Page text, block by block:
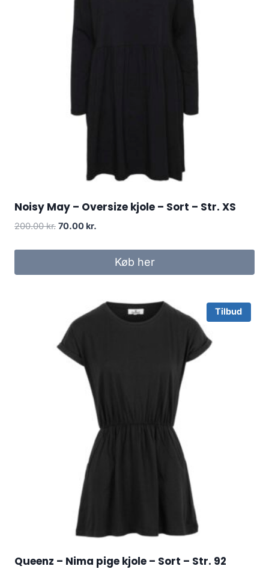
Noisy May – Oversize kjole – Sort – Str. XS
200.00kr. Original
was:
70.00 kr.
is:
70.00 kr..
Køb her
Tilbud
Queenz – Nima pige kjole – Sort – Str. 92